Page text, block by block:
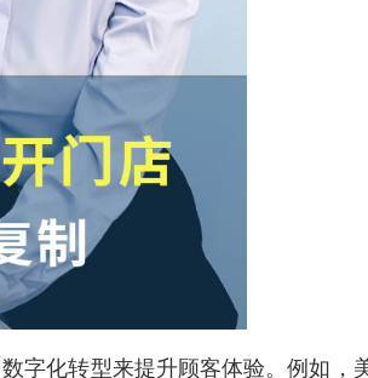
字化转型来提升顾客体验。例如